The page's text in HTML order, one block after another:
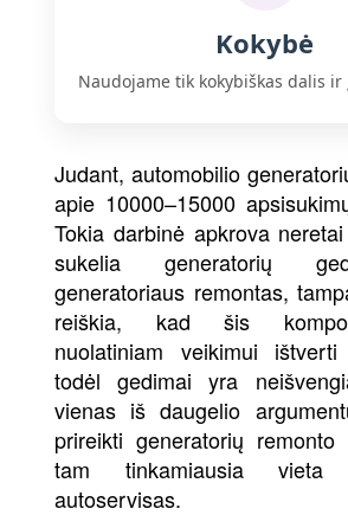
Kokybė
Naudojame tik kokybiškas dalis ir
Judant, automobilio
apie 10000–15000
Tokia darbinė apkrova
sukelia generatorių
generatoriaus remontas,
reiškia, kad šis
nuolatiniam veikimui
todėl gedimai yra
vienas iš daugelio
prireikti generatorių
tam tinkamiausia
autoservisas.